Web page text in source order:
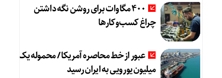
۴۰۰ مگاوات برای روشن نگه داشتن
چراغ کسب‌وکار‌ها
عبور از خط محاصره آمریکا / محموله یک
میلیون یورویی به ایران رسید